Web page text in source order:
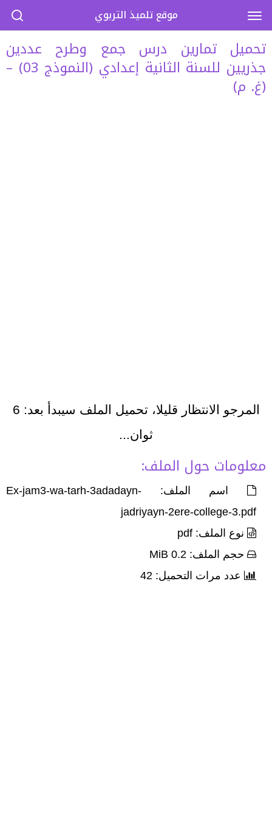
تحميل تمارين درس جمع وطرح عددين
جذريين للسنة الثانية إعدادي (النموذج 03) –
(غ. م)
المرجو الانتظار قليلا، تحميل الملف سيبدأ بعد: 6
ثوان...
معلومات حول الملف:
اسم الملف: Ex-jam3-wa-tarh-3adadayn-
jadriyayn-2ere-college-3.pdf
نوع الملف: pdf
حجم الملف: 0.2 MiB
عدد مرات التحميل: 42
موقع تلميذ التربوي